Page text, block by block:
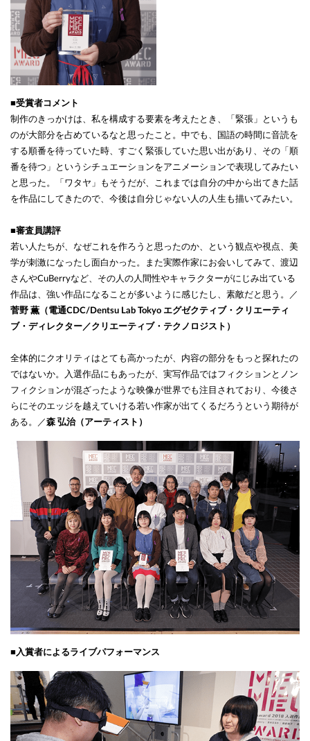
■受賞者コメント
制作のきっかけは、私を構成する要素を考えたとき、「緊張」というも
のが大部分を占めているなと思ったこと。中でも、国語の時間に音読を
する順番を待っていた時、すごく緊張していた思い出があり、その「順
番を待つ」というシチュエーションをアニメーションで表現してみたい
と思った。「ワタヤ」もそうだが、これまでは自分の中から出てきた話
を作品にしてきたので、今後は自分じゃない人の人生も描いてみたい。
■審査員講評
若い人たちが、なぜこれを作ろうと思ったのか、という観点や視点、美
学が刺激になったし面白かった。また実際作家にお会いしてみて、渡辺
さんやCuBerryなど、その人の人間性やキャラクターがにじみ出ている
作品は、強い作品になることが多いように感じたし、素敵だと思う。／
菅野 薫（電通CDC/Dentsu Lab Tokyo エグゼクティブ・クリエーティ
ブ・ディレクター／クリエーティブ・テクノロジスト）
全体的にクオリティはとても高かったが、内容の部分をもっと探れたの
ではないか。入選作品にもあったが、実写作品ではフィクションとノン
フィクションが混ざったような映像が世界でも注目されており、今後さ
らにそのエッジを越えていける若い作家が出てくるだろうという期待が
ある。／森 弘治（アーティスト）
■入賞者によるライブパフォーマンス